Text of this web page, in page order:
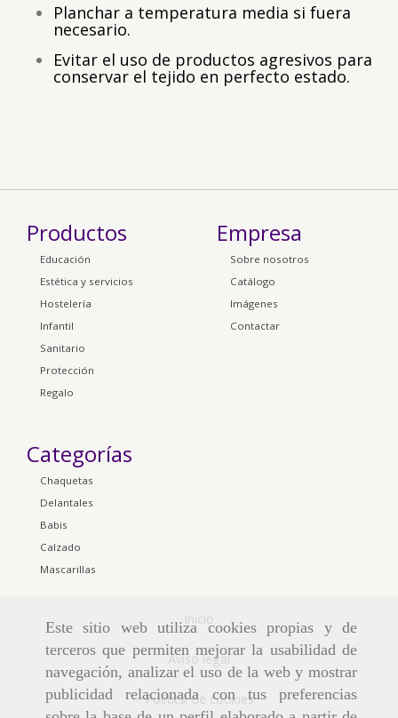
Este sitio web utiliza cookies propias y de
terceros que permiten mejorar la usabilidad de
navegación, analizar el uso de la web y mostrar
publicidad relacionada con tus preferencias
Planchar a temperatura media si fuera
necesario.
Evitar el uso de productos agresivos para
conservar el tejido en perfecto estado.
Productos
Educación
Estética y servicios
Hostelería
Infantil
Sanitario
Protección
Regalo
Empresa
Sobre nosotros
Catálogo
Imágenes
Contactar
Categorías
Chaquetas
Delantales
Babis
Calzado
Mascarillas
Inicio
Aviso legal
Política de cookies